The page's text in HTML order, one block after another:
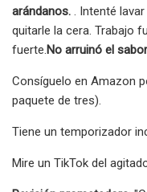
arándanos. . Intenté
quitarle la cera. Trabajo
fuerte.No arruinó el
Consíguelo en Amazon
paquete de tres).
Tiene un temporizador
Mire un TikTok del